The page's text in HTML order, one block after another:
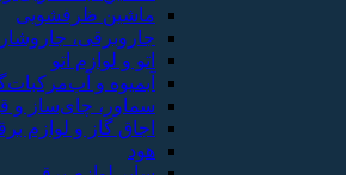
ماشین ظرفشویی
جاروبرقی،
اتو و لوازم اتو
آبمیوه و
سماور، چای‌ساز و
اجاق گاز و لوازم
هود